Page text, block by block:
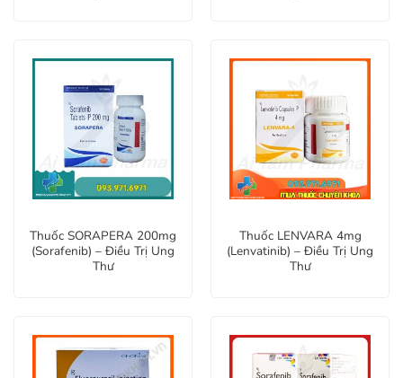
Thuốc SORAPERA 200mg
(Sorafenib) – Điều Trị Ung
Thư
Thuốc LENVARA 4mg
(Lenvatinib) – Điều Trị Ung
Thư